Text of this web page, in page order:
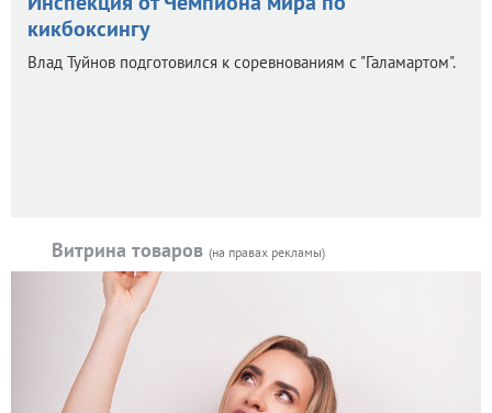
кикбоксингу
Влад Туйнов подготовился к соревнованиям с "Галамартом".
Витрина товаров (на правах рекламы)